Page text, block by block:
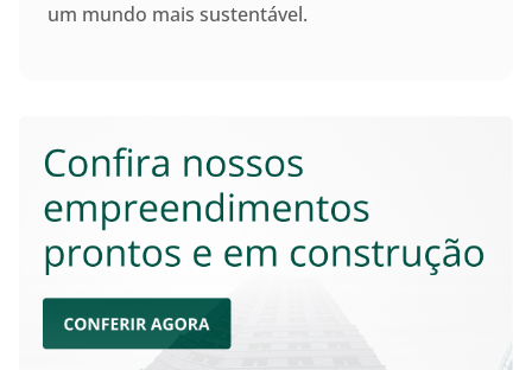
um mundo mais sustentável.